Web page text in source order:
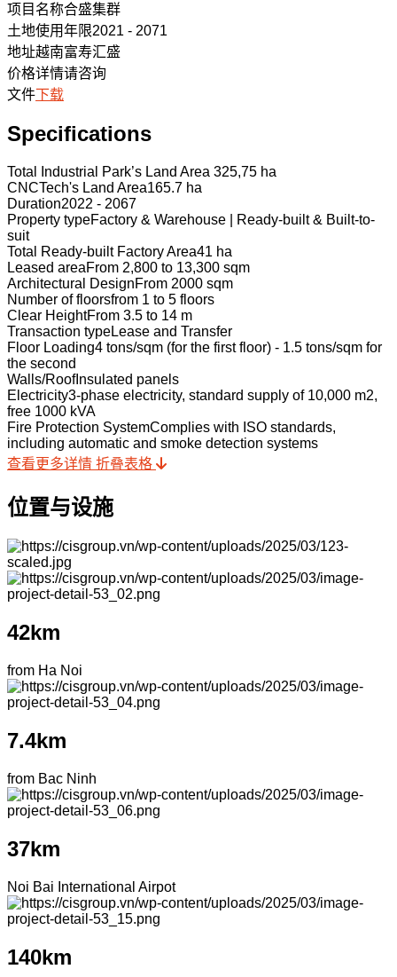
项目名称合盛集群
土地使用年限2021 - 2071
地址越南富寿汇盛
价格详情请咨询
文件下载
Specifications
Total Industrial Park’s Land Area 325,75 ha
CNCTech's Land Area165.7 ha
Duration2022 - 2067
Property typeFactory & Warehouse | Ready-built & Built-to-
suit
Total Ready-built Factory Area41 ha
Leased areaFrom 2,800 to 13,300 sqm
Architectural DesignFrom 2000 sqm
Number of floorsfrom 1 to 5 floors
Clear HeightFrom 3.5 to 14 m
Transaction typeLease and Transfer
Floor Loading4 tons/sqm (for the first floor) - 1.5 tons/sqm for
the second
Walls/RoofInsulated panels
Electricity3-phase electricity, standard supply of 10,000 m2,
free 1000 kVA
Fire Protection SystemComplies with ISO standards,
including automatic and smoke detection systems
查看更多详情 折叠表格
位置与设施
42km
from Ha Noi
7.4km
from Bac Ninh
37km
Noi Bai International Airpot
140km